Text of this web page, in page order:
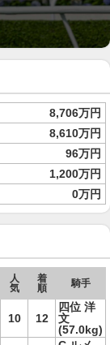
8,706万円
8,610万円
96万円
1,200万円
0万円
人
気
着
順
騎手
10 12
四位 洋
文
(57.0kg)